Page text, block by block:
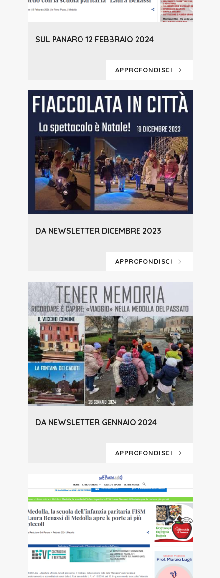
SUL PANARO 12 FEBBRAIO 2024
APPROFONDISCI
DA NEWSLETTER DICEMBRE 2023
APPROFONDISCI
DA NEWSLETTER GENNAIO 2024
APPROFONDISCI